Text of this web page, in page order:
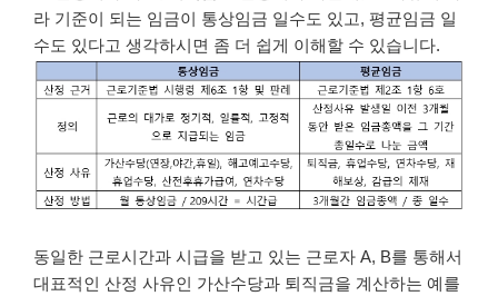
라 기준이 되는 임금이 통상임금 일수도 있고, 평균임금 일
수도 있다고 생각하시면 좀 더 쉽게 이해할 수 있습니다.
동일한 근로시간과 시급을 받고 있는 근로자 A, B를 통해서
대표적인 산정 사유인 가산수당과 퇴직금을 계산하는 예를